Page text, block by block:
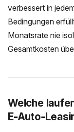
verbessert in
Bedingungen
Monatsrate nie
Gesamtkosten
Welche
E-Auto-